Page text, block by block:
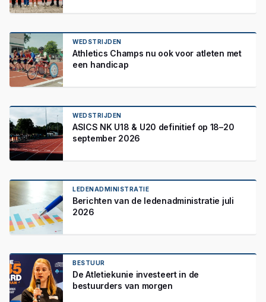
WEDSTRIJDEN
Athletics Champs nu ook voor atleten met
een handicap
WEDSTRIJDEN
ASICS NK U18 & U20 definitief op 18–20
september 2026
LEDENADMINISTRATIE
Berichten van de ledenadministratie juli
2026
BESTUUR
De Atletiekunie investeert in de
bestuurders van morgen